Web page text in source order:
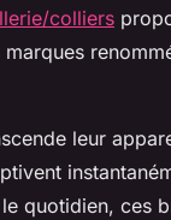
colliers
leur
quotidien, ces